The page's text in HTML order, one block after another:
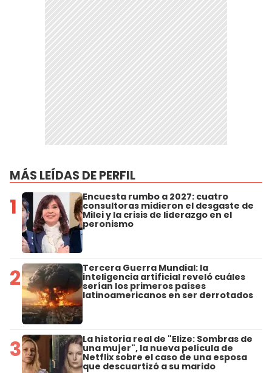
MÁS LEÍDAS DE PERFIL
1 Encuesta rumbo a 2027: cuatro
consultoras midieron el desgaste de
Milei y la crisis de liderazgo en el
peronismo
2 Tercera Guerra Mundial: la
inteligencia artificial reveló cuáles
serían los primeros países
latinoamericanos en ser derrotados
3 La historia real de "Elize: Sombras de
una mujer", la nueva película de
Netflix sobre el caso de una esposa
que descuartizó a su marido